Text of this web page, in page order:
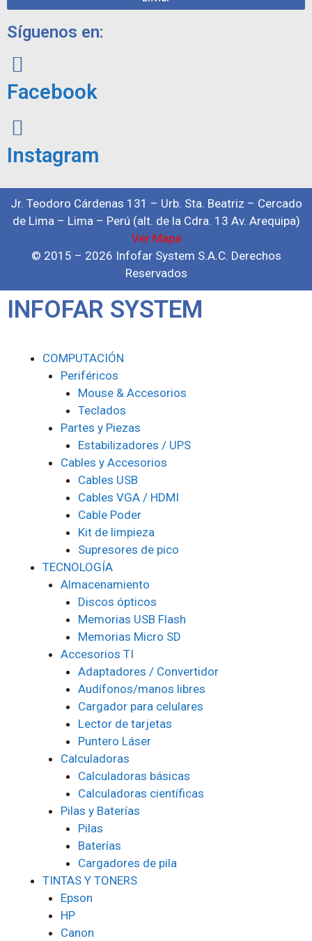
Síguenos en:
Facebook
Instagram
Jr. Teodoro Cárdenas 131 – Urb. Sta. Beatriz – Cercado
de Lima – Lima – Perú (alt. de la Cdra. 13 Av. Arequipa)
Ver Mapa
© 2015 – 2026 Infofar System S.A.C. Derechos
Reservados
INFOFAR SYSTEM
COMPUTACIÓN
Periféricos
Mouse & Accesorios
Teclados
Partes y Piezas
Estabilizadores / UPS
Cables y Accesorios
Cables USB
Cables VGA / HDMI
Cable Poder
Kit de limpieza
Supresores de pico
TECNOLOGÍA
Almacenamiento
Discos ópticos
Memorias USB Flash
Memorias Micro SD
Accesorios TI
Adaptadores / Convertidor
Audífonos/manos libres
Cargador para celulares
Lector de tarjetas
Puntero Láser
Calculadoras
Calculadoras básicas
Calculadoras científicas
Pilas y Baterías
Pilas
Baterías
Cargadores de pila
TINTAS Y TONERS
Epson
HP
Canon